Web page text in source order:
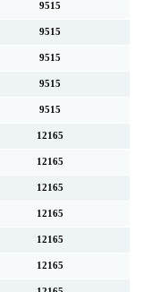
9515
9515
9515
9515
9515
12165
12165
12165
12165
12165
12165